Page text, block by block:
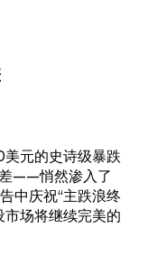
元的史诗级暴跌
——悄然渗入了
中庆祝“主跌浪终
市场将继续完美的